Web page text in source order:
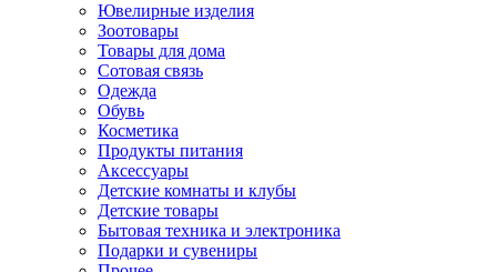
Ювелирные изделия
Зоотовары
Товары для дома
Сотовая связь
Одежда
Обувь
Косметика
Продукты питания
Аксессуары
Детские комнаты и клубы
Детские товары
Бытовая техника и электроника
Подарки и сувениры